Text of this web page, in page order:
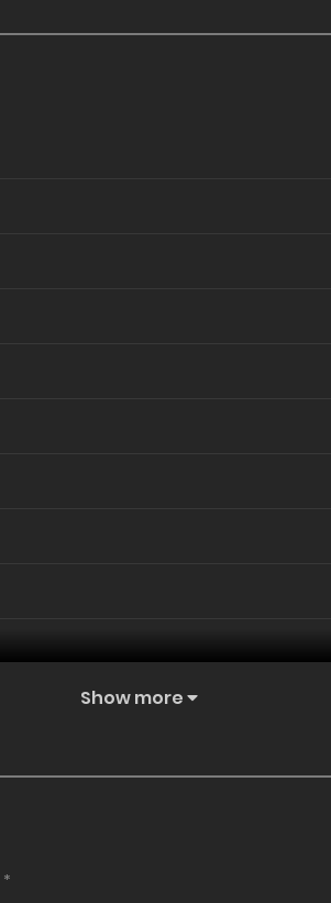
Show more
*